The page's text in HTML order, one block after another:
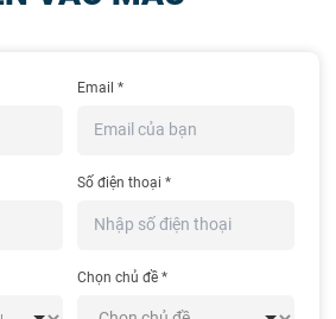
Email *
Số điện thoại *
Chọn chủ đề *